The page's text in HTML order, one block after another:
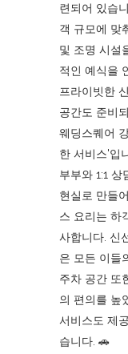
련되어 있습
객 규모에 맞
및 조명 시설
적인 예식을
프라이빗한
공간도 준비
웨딩스퀘어
한 서비스'입
부부와 1:1
현실로 만들
스 요리는 하
사합니다. 신
은 모든 이들
주차 공간 또
의 편의를 높
서비스도 제
습니다. 🚗